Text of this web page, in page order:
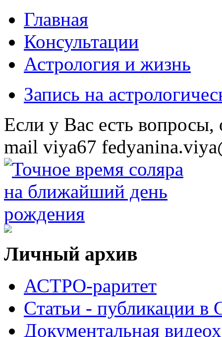
Главная
Консультации
Астрология и жизнь
Запись на
Eсли у Вас есть
mail viya67
Личный архив
АСТРО-раритет
Cтатьи - публикации
Документальная